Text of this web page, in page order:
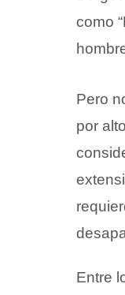
como
Pero
por
Entre